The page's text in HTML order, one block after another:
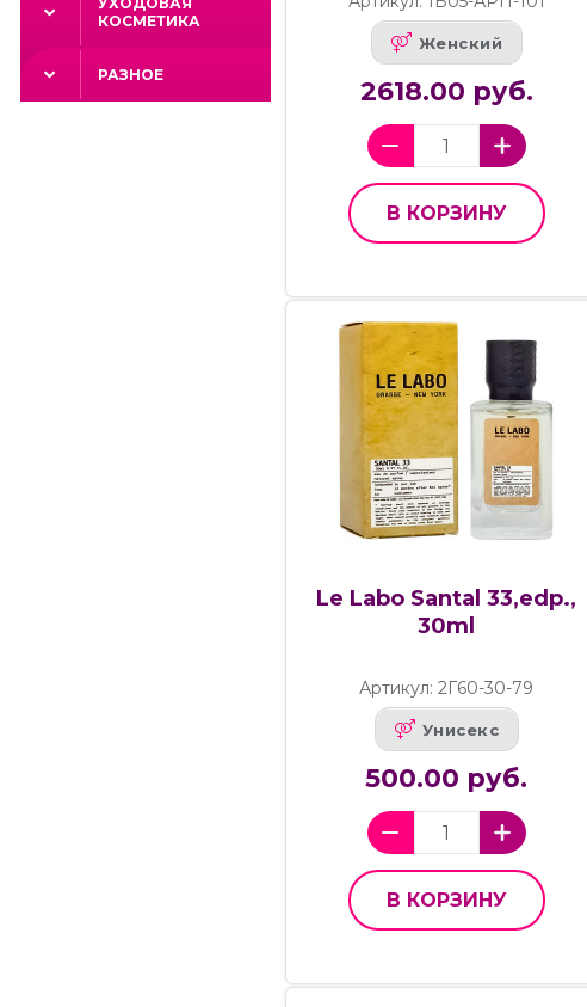
КОСМЕТИКА
РАЗНОЕ
Женский
2618.00 руб.
В КОРЗИНУ
Le Labo Santal 33,edp.,
30ml
Артикул: 2Г60-30-79
Унисекс
500.00 руб.
В КОРЗИНУ